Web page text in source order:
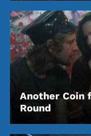
Another Coin
Round